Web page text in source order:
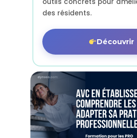
des résidents.
Découvrir